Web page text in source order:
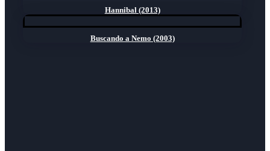
Hannibal (2013)
Buscando a Nemo (2003)